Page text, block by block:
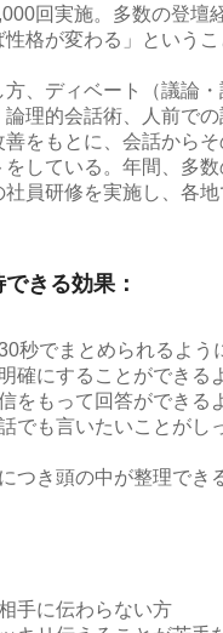
回実施。多数の登壇
性格が変わる」という
、ディベート（議論
理的会話術、人前で
をもとに、会話から
している。年間、多
員研修を実施し、各
きる効果：
秒でまとめられるよう
確にすることができる
をもって回答ができる
でも言いたいことがし
つき頭の中が整理でき
手に伝わらない方